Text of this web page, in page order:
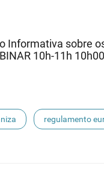
Informativa sobre
10h-11h
regulamento